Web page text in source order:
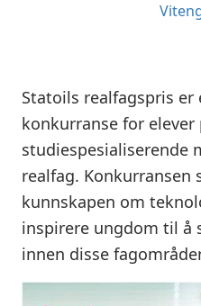
Statoils realfagspris er
konkurranse for elever
studiespesialiserende
realfag. Konkurransen
kunnskapen om
inspirere ungdom til å
innen disse